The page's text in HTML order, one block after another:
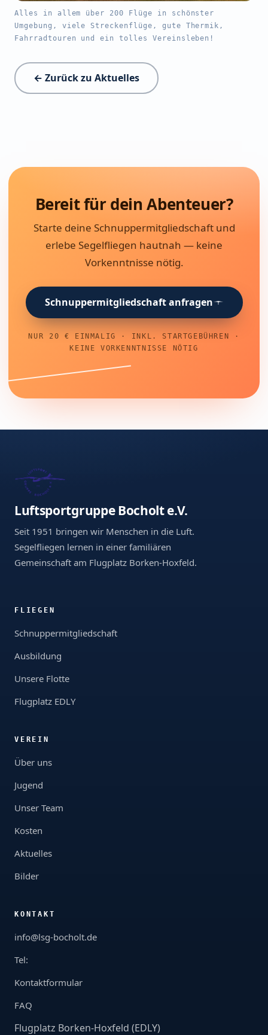
Alles in allem über 200 Flüge in schönster
Umgebung, viele Streckenflüge, gute Thermik,
Fahrradtouren und ein tolles Vereinsleben!
← Zurück zu Aktuelles
Bereit für dein Abenteuer?
Starte deine Schnuppermitgliedschaft und
erlebe Segelfliegen hautnah — keine
Vorkenntnisse nötig.
Schnuppermitgliedschaft anfragen
NUR 20 € EINMALIG · INKL. STARTGEBÜHREN ·
KEINE VORKENNTNISSE NÖTIG
Luftsportgruppe Bocholt e.V.
Seit 1951 bringen wir Menschen in die Luft.
Segelfliegen lernen in einer familiären
Gemeinschaft am Flugplatz Borken-Hoxfeld.
FLIEGEN
Schnuppermitgliedschaft
Ausbildung
Unsere Flotte
Flugplatz EDLY
VEREIN
Über uns
Jugend
Unser Team
Kosten
Aktuelles
Bilder
KONTAKT
info@lsg-bocholt.de
Tel:
Kontaktformular
FAQ
Flugplatz Borken-Hoxfeld (EDLY)